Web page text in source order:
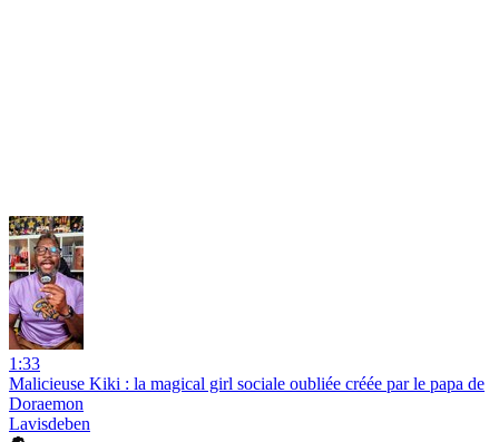
1:33
Malicieuse Kiki : la magical girl sociale oubliée créée par le papa de
Doraemon
Lavisdeben